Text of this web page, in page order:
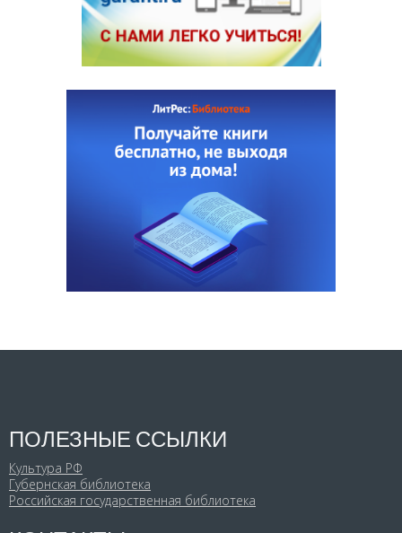
ПОЛЕЗНЫЕ ССЫЛКИ
Культура РФ
Губернская библиотека
Российская государственная библиотека